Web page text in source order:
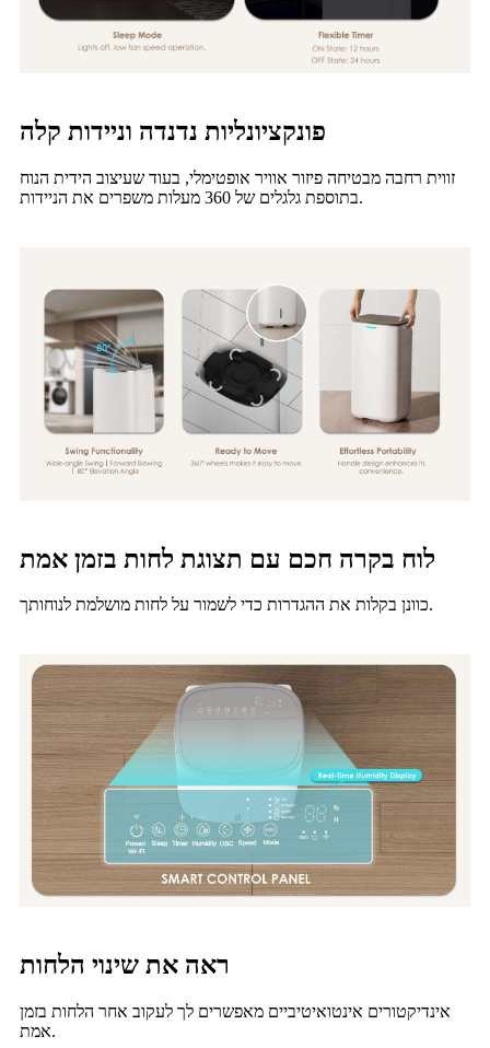
פונקציונליות נדנדה וניידות קלה
זווית רחבה מבטיחה פיזור אוויר אופטימלי, בעוד שעיצוב הידית הנוח
בתוספת גלגלים של 360 מעלות משפרים את הניידות.
לוח בקרה חכם עם תצוגת לחות בזמן אמת
כוונן בקלות את ההגדרות כדי לשמור על לחות מושלמת לנוחותך.
ראה את שינוי הלחות
אינדיקטורים אינטואיטיביים מאפשרים לך לעקוב אחר הלחות בזמן
אמת.